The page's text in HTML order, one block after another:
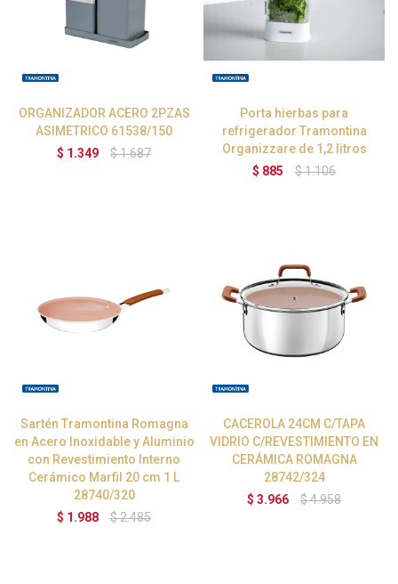
ORGANIZADOR ACERO 2PZAS
ASIMETRICO 61538/150
$ 1.349 $1.687
Porta hierbas para
refrigerador Tramontina
Organizzare de 1,2 litros
$ 885 $1.106
Sartén Tramontina Romagna
en Acero Inoxidable y Aluminio
con Revestimiento Interno
Cerámico Marfil 20 cm 1 L
28740/320
$ 1.988 $2.485
CACEROLA 24CM C/TAPA
VIDRIO C/REVESTIMIENTO EN
CERÁMICA ROMAGNA
28742/324
$ 3.966 $4.958